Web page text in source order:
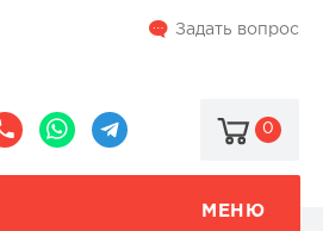
Задать вопрос
0
МЕНЮ